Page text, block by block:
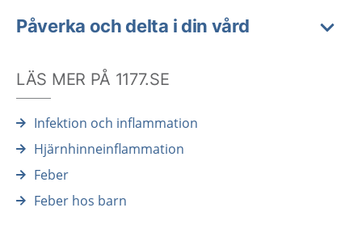
Påverka och delta i din vård
LÄS MER PÅ 1177.SE
Infektion och inflammation
Hjärnhinneinflammation
Feber
Feber hos barn